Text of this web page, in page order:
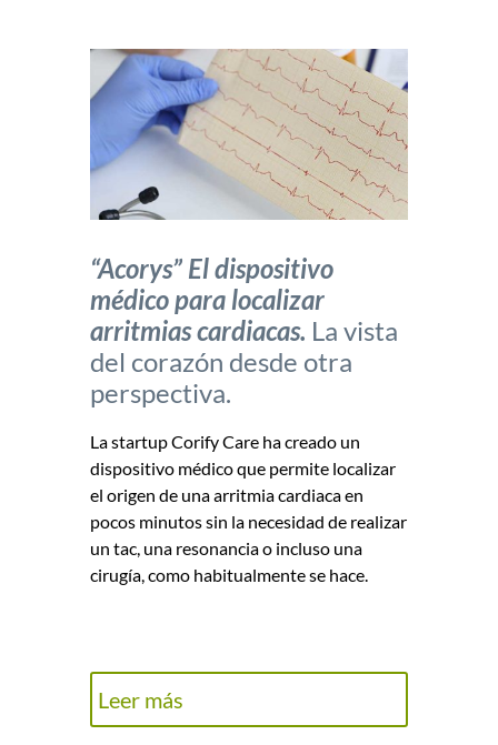
“Acorys” El dispositivo
médico para localizar
arritmias cardiacas. La vista
del corazón desde otra
perspectiva.
La startup Corify Care ha creado un
dispositivo médico que permite localizar
el origen de una arritmia cardiaca en
pocos minutos sin la necesidad de realizar
un tac, una resonancia o incluso una
cirugía, como habitualmente se hace.
Leer más